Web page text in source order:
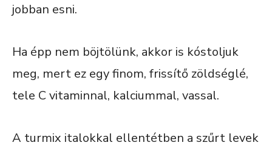
jobban esni.
Ha épp nem böjtölünk, akkor is kóstoljuk
meg, mert ez egy finom, frissítő zöldséglé,
tele C vitaminnal, kalciummal, vassal.
A turmix italokkal ellentétben a szűrt levek